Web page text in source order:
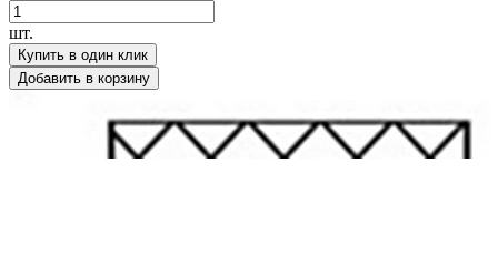
шт.
Купить в один клик
Добавить в корзину